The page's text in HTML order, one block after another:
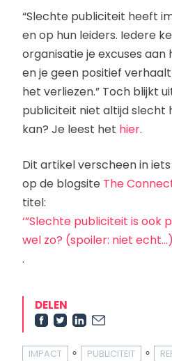
“Slechte publiciteit heeft
en op hun leiders. Iedere
organisatie je excuses
en je geen positief
het verliezen.” Toch blijkt
publiciteit niet altijd slecht
kan? Je leest het hier.
Dit artikel verscheen in
op de blogsite The
titel:
‘”Slechte publiciteit is ook
wel zo? (spoiler: niet
.
DELEN
IMPACT ∘ PUBLICITEIT ∘